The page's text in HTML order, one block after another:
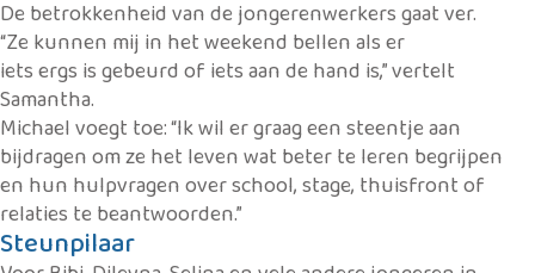
De betrokkenheid van de jongerenwerkers gaat ver.
“Ze kunnen mij in het weekend bellen als er
iets ergs is gebeurd of iets aan de hand is,” vertelt
Samantha.
Michael voegt toe: “Ik wil er graag een steentje aan
bijdragen om ze het leven wat beter te leren begrijpen
en hun hulpvragen over school, stage, thuisfront of
relaties te beantwoorden.”
Steunpilaar